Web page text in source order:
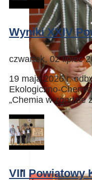
Wyniki XXIV
czwartek, 02 lipiec
19 maja 2026 r.
Ekologiczno-
„Chemia w zgodzie
VIII Powiatowy